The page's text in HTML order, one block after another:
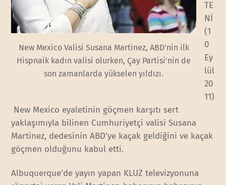
New Mexico Valisi Susana Martinez, ABD'nin ilk
Hispnaik kadın valisi olurken, Çay Partisi'nin de
son zamanlarda yükselen yıldızı.
TE
Nİ
(1
0
Ey
lül
20
11)
New Mexico eyaletinin göçmen karşıtı sert
yaklaşımıyla bilinen Cumhuriyetçi valisi Susana
Martinez, dedesinin ABD’ye kaçak geldiğini ve kaçak
göçmen olduğunu kabul etti.
Albuquerque’de yayın yapan KLUZ televizyonuna